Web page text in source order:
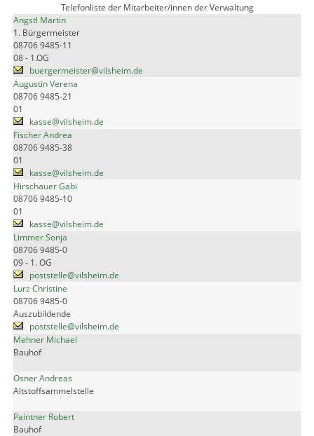
Telefonliste der Mitarbeiter/innen der Verwaltung
Angstl Martin
1. Bürgermeister
08706 9485-11
08 - 1.OG
buergermeister@vilsheim.de
Augustin Verena
08706 9485-21
01
kasse@vilsheim.de
Fischer Andrea
08706 9485-38
01
kasse@vilsheim.de
Hirschauer Gabi
08706 9485-10
01
kasse@vilsheim.de
Limmer Sonja
08706 9485-0
09 - 1. OG
poststelle@vilsheim.de
Lurz Christine
08706 9485-0
Auszubildende
poststelle@vilsheim.de
Mehner Michael
Bauhof
Osner Andreas
Altstoffsammelstelle
Paintner Robert
Bauhof